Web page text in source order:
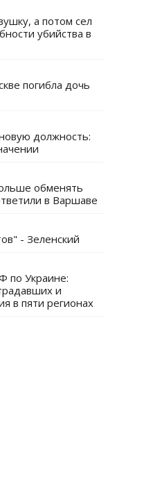
а потом сел
убийства в
погибла дочь
должность:
обменять
в Варшаве
- Зеленский
по Украине:
и
в пяти регионах